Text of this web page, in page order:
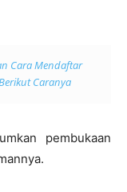
Cara Mendaftar
Caranya
pembukaan